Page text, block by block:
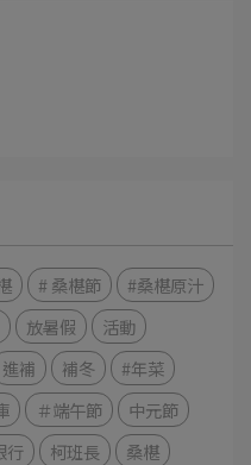
# 桑椹節
#桑椹原汁
放暑假
活動
進補 補冬
#年菜
＃端午節
中元節
行 柯班長
桑椹